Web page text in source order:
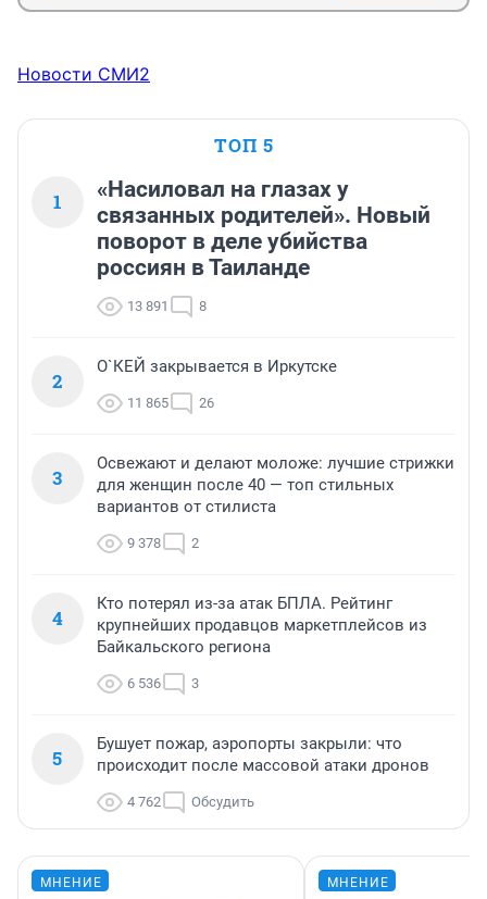
Новости СМИ2
ТОП 5
1
«Насиловал на глазах у
связанных родителей». Новый
поворот в деле убийства
россиян в Таиланде
13 891 8
2
О`КЕЙ закрывается в Иркутске
11 865 26
3
Освежают и делают моложе: лучшие стрижки
для женщин после 40 — топ стильных
вариантов от стилиста
9 378 2
4
Кто потерял из-за атак БПЛА. Рейтинг
крупнейших продавцов маркетплейсов из
Байкальского региона
6 536 3
5
Бушует пожар, аэропорты закрыли: что
происходит после массовой атаки дронов
4 762 Обсудить
МНЕНИЕ МНЕНИЕ